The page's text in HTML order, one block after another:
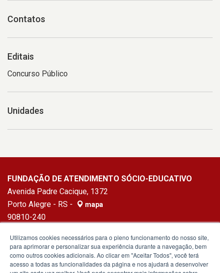
Contatos
Editais
Concurso Público
Unidades
FUNDAÇÃO DE ATENDIMENTO SÓCIO-EDUCATIVO
Avenida Padre Cacique, 1372
Porto Alegre - RS -
mapa
90810-240
Utilizamos cookies necessários para o pleno funcionamento do nosso site,
para aprimorar e personalizar sua experiência durante a navegação, bem
como outros cookies adicionais. Ao clicar em "Aceitar Todos", você terá
acesso a todas as funcionalidades da página e nos ajudará a desenvolver